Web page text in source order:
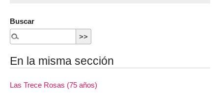
Buscar
En la misma sección
Las Trece Rosas (75 años)